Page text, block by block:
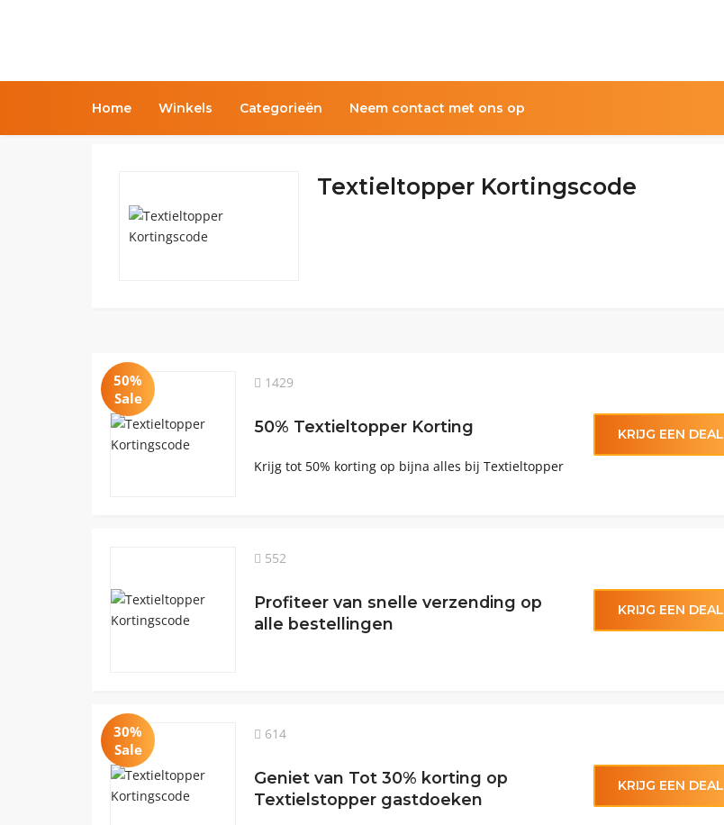
Home Winkels Categorieën Neem contact met ons op
Textieltopper Kortingscode
50%
Sale
1429
50% Textieltopper Korting
Krijg tot 50% korting op bijna alles bij Textieltopper
KRIJG EEN DEAL
552
Profiteer van snelle verzending op
alle bestellingen
KRIJG EEN DEAL
30%
Sale
614
Geniet van Tot 30% korting op
Textielstopper gastdoeken
KRIJG EEN DEAL